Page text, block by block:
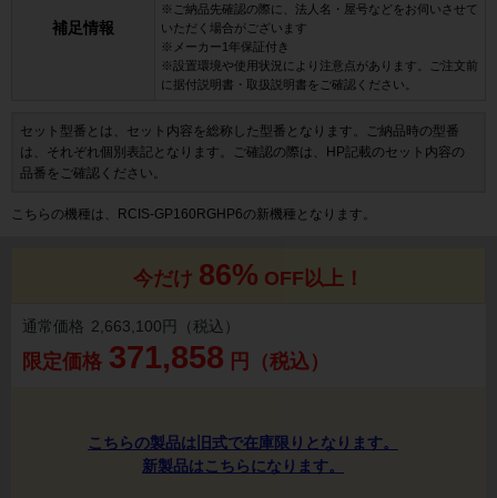
補足情報
※ご納品先確認の際に、法人名・屋号などをお伺いさせて
いただく場合がございます
※メーカー1年保証付き
※設置環境や使用状況により注意点があります。ご注文前
に据付説明書・取扱説明書をご確認ください。
セット型番とは、セット内容を総称した型番となります。ご納品時の型番
は、それぞれ個別表記となります。ご確認の際は、HP記載のセット内容の
品番をご確認ください。
こちらの機種は、RCIS-GP160RGHP6の新機種となります。
今だけ 86% OFF以上！
通常価格 2,663,100円（税込）
限定価格 371,858 円（税込）
こちらの製品は旧式で在庫限りとなります。
新製品はこちらになります。